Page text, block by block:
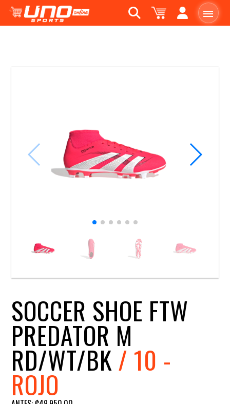
SOCCER SHOE FTW
PREDATOR M
RD/WT/BK/ 10 -
ROJO